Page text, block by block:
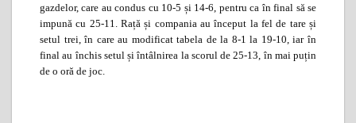
gazdelor, care au condus cu 10-5 și 14-6, pentru ca în final să se
impună cu 25-11. Rață și compania au început la fel de tare și
setul trei, în care au modificat tabela de la 8-1 la 19-10, iar în
final au închis setul și întâlnirea la scorul de 25-13, în mai puțin
de o oră de joc.